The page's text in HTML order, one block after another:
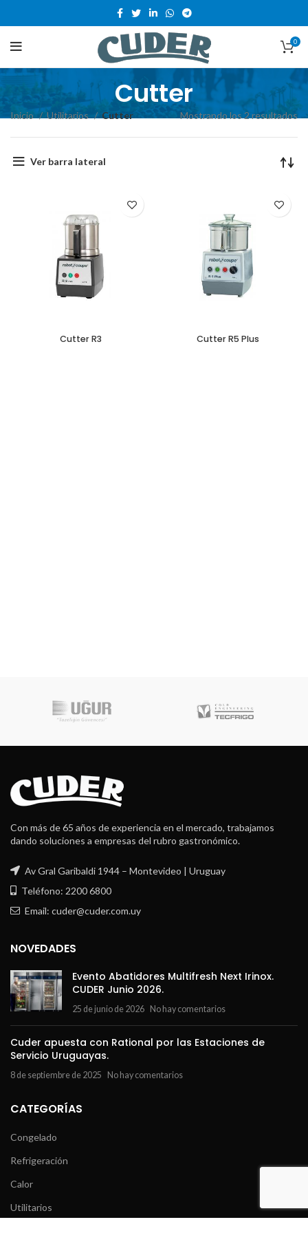
0
Cutter
Inicio Utilitarios Cutter Mostrando los 2 resultados
Ver barra lateral
Cutter R3 Cutter R5 Plus
Con más de 65 años de experiencia en el mercado, trabajamos
dando soluciones a empresas del rubro gastronómico.
Av Gral Garibaldi 1944 – Montevideo | Uruguay
Teléfono: 2200 6800
Email: cuder@cuder.com.uy
NOVEDADES
Evento Abatidores Multifresh Next Irinox.
CUDER Junio 2026.
25 de junio de 2026 No hay comentarios
Cuder apuesta con Rational por las Estaciones de
Servicio Uruguayas.
8 de septiembre de 2025 No hay comentarios
CATEGORÍAS
Congelado
Refrigeración
Calor
Utilitarios